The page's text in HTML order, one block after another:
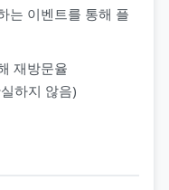
는 이벤트를 통해 플
재방문율
하지 않음)